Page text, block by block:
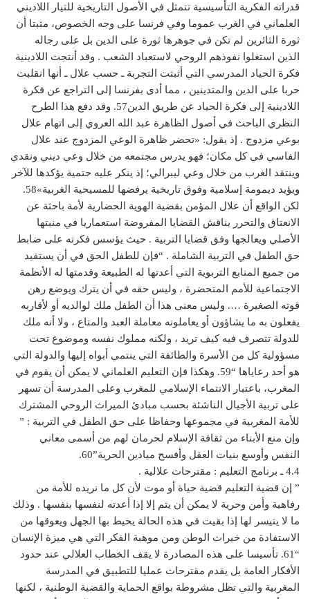
قدراته الفكرية التأسيسية تتمثل في الأصول التاريخية للتيار اللاديني
العلماني في الغرب عموما وفي فرنسا على وجه الخصوص، مثبتا أن
ثورة الثائرين لم تكن في جوهرها ثورة على الدين بل على رجاله
الذين استغلوا نفوذهم الروحي لاستعباد الشعب . وقد أنتجت اللادينية
فكرة الحياد المدرسي التي أثبتت التجربة ـ حسب علال ـ أنها انقلبت
حربا على الدين والمتدينين ، مما أدى بفرنسا إلى التراجع عن فكرة
اللادينية إلى فكرة الحياد عن طريق الدين57. وقد دفع هذا الطرح
النظري الباحث في أصول الظاهرة عبد الله العروي إلى اتهام علال
بوعي مزدوج . إذ يقول: «تحضر ظاهرة الوعي المزدوج عند علال
الفاسي في كل مكان؛ فهو يدرس مجتمعه من خلال وعي ديني ونقدي
وينتقد الغرب من خلال وعي ليبرالي؛ إذ ينكر عليه حتمية يؤكدها للآخر
ويؤيد ديمومة إسلامية وفوق تاريخية يرفضها للمسيحية الغربية»58.
لكن الواقع أن علال المؤمن بقضية الهوية الحضارية لأمة باحثة عن
الانعتاق والتحرر يناقش القضايا المفروضة استعماريا في منبتها
الأصلي ويعالجها وفق قضايا التربية . حيث يؤسس فكرته على ضابط
حق الطفل في التربية الشاملة . “فإن للطفل الحق في أن يستفيد
من جميع المنابع التربوية التي أعدتها له الطبيعة وقدمتها له الأنظمة
الاجتماعية للأمم المتحضرة ، وليس حقه في أن يترك ويوضع رهن
قوته الصغيرة …. وليس معنى هذا أن الطفل ملك لوالديه أو لأقاربه
يفعلون به ما يشاؤون أو يعاملونه معاملة العبد والمتاع ، ولا أنه ملك
للدولة تتصرف فيه كيف تريد ، ولكنه مملوك نفسه وموضوع تحت
مسؤولية كل من الأسرة والطائفة التي ينتمي أبواه إليها والدولة التي
هو أحد رعاياها “59. وهكذا فإن التعليم العلماني لا يمكن أن يقوم في
المغرب، باعتبار الانتماء الإسلامي للمغرب وعلى المدرسة أن تسهر
على تربية الأجيال الناشئة بحسب مبادئ الميراث الروحي المشترك
للأمة المغربية في مجموعها وحفاظا على حق الطفل في التربية : ”
وإن منع الأبناء من ثقافة الإسلام لحرمان لهم من أسمى معاني
النفس وأوسع بنيات العقل وأفسح ميادين الحرية”60.
4.4 ـ برنامج التعليم : مقترحات علالية .
” إن قضية التعليم قضية حياة أو موت لأن كل ما نريده للأمة من
رفاهية وأمن وحرية لا يمكن أن يتم إلا إذا أعدته لنفسها بنفسها . وذلك
ما لا يتيسر لها إذا بقيت في هذه الحالة يحيط بها الجهل ويعوقها من
الاستفادة من خيرات الوطن ومن موهبة الفكر التي هي ميزة الإنسان
“61. تأسيسا على هذه المصادرة لا يقف الخطاب العلالي عند حدود
الأفكار العامة بل يقدم مقترحات عمليا للتطبيق في المدرسة
المغربية والتي تظل مشروطة بواقع الحماية والقضية الوطنية ، لكنها